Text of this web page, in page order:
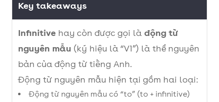
Key takeaways
Infinitive hay còn được gọi là động từ
nguyên mẫu (ký hiệu là “V1”) là thể nguyên
bản của động từ tiếng Anh.
Động từ nguyên mẫu hiện tại gồm hai loại:
Động từ nguyên mẫu có “to” (to + infinitive)